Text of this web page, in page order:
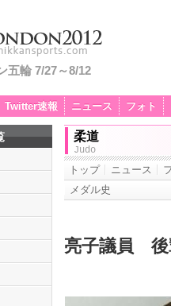
五輪 7/27～8/12
Twitter速報 ニュース フォト
柔道
Judo
トップ ニュース
メダル史
亮子議員 後